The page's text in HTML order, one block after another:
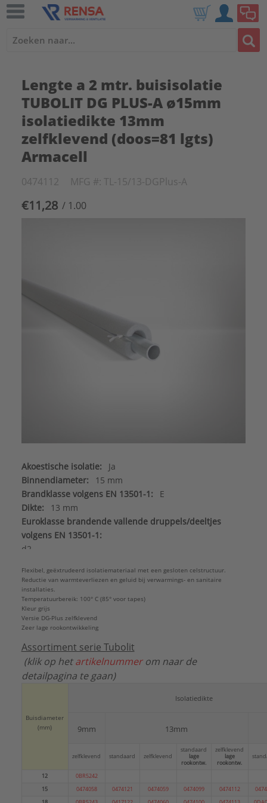
Lengte a 2 mtr. buisisolatie
TUBOLIT DG PLUS-A ø15mm
isolatiedikte 13mm
zelfklevend (doos=81 lgts)
Armacell
0474112 MFG #: TL-15/13-DGPlus-A
€11,28 / 1.00
Akoestische isolatie:
Ja
Binnendiameter:
15 mm
Brandklasse volgens EN 13501-1:
E
Dikte:
13 mm
Euroklasse brandende vallende druppels/deeltjes
volgens EN 13501-1:
d2
Met bevestigingsmateriaal:
Nee
Met sluiting:
Model:
Gesloten
Thermische isolatie:
Vorm: Rond
Warmtegeleidingscoëfficiënt:
Type:
isolatiesysteem
Serie: Tubolit DG Plus
Flexibel, geëxtrudeerd isolatiemateriaal met een gesloten celstructuur.
Reductie van warmteverliezen en geluid bij verwarmings- en sanitaire
installaties.
Temperatuurbereik: 100° C (85° voor tapes)
Kleur grijs
Versie DG-Plus zelfklevend
Zeer lage rookontwikkeling
Assortiment serie Tubolit
(klik op hetartikelnummer om naar de
detailpagina te gaan)
Buisdiameter
(mm)
Isolatiedikte
9mm 13mm
zelfklevend standaard zelfklevend
standaard
lage
rookontw.
zelfklevend
lage
rookontw.
12
0BR5242
15
0474058 0474121 0474059 0474099 0474112